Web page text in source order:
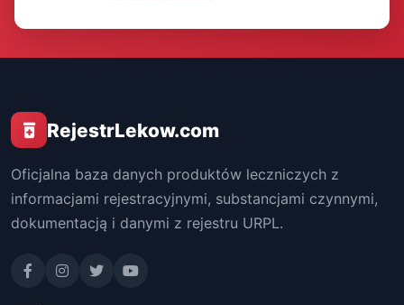
RejestrLekow.com
Oficjalna baza danych produktów leczniczych z
informacjami rejestracyjnymi, substancjami czynnymi,
dokumentacją i danymi z rejestru URPL.